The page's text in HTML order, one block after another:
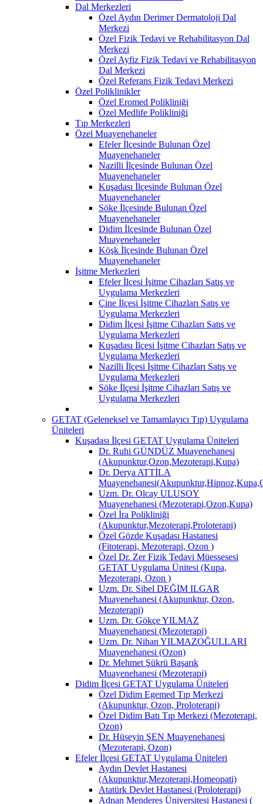
Dal Merkezleri
Özel Aydın Derimer Dermatoloji Dal
Merkezi
Özel Fizik Tedavi ve Rehabilitasyon Dal
Merkezi
Özel Ayfiz Fizik Tedavi ve Rehabilitasyon
Dal Merkezi
Özel Referans Fizik Tedavi Merkezi
Özel Poliklinikler
Özel Eromed Polikliniği
Özel Medlife Polikliniği
Tıp Merkezleri
Özel Muayenehaneler
Efeler İlçesinde Bulunan Özel
Muayenehaneler
Nazilli İlçesinde Bulunan Özel
Muayenehaneler
Kuşadası İlçesinde Bulunan Özel
Muayenehaneler
Söke İlçesinde Bulunan Özel
Muayenehaneler
Didim İlçesinde Bulunan Özel
Muayenehaneler
Köşk İlçesinde Bulunan Özel
Muayenehaneler
İşitme Merkezleri
Efeler İlçesi İşitme Cihazları Satış ve
Uygulama Merkezleri
Çine İlçesi İşitme Cihazları Satış ve
Uygulama Merkezleri
Didim İlçesi İşitme Cihazları Satış ve
Uygulama Merkezleri
Kuşadası İlçesi İşitme Cihazları Satış ve
Uygulama Merkezleri
Nazilli İlçesi İşitme Cihazları Satış ve
Uygulama Merkezleri
Söke İlçesi İşitme Cihazları Satış ve
Uygulama Merkezleri
GETAT (Geleneksel ve Tamamlayıcı Tıp) Uygulama
Üniteleri
Kuşadası İlçesi GETAT Uygulama Üniteleri
Dr. Ruhi GÜNDÜZ Muayenehanesi
(Akupunktur,Ozon,Mezoterapi,Kupa)
Dr. Derya ATTİLA
Uzm. Dr. Olcay ULUSOY
Muayenehanesi (Mezoterapi,Ozon,Kupa)
Özel İra Polikliniği
(Akupunktur,Mezoterapi,Proloterapi)
Özel Gözde Kuşadası Hastanesi
(Fitoterapi, Mezoterapi, Ozon )
Özel Dr. Zer Fizik Tedavi Müessesesi
GETAT Uygulama Ünitesi (Kupa,
Mezoterapi, Ozon )
Uzm. Dr. Sibel DEĞİM ILGAR
Muayenehanesi (Akupunktur, Ozon,
Mezoterapi)
Uzm. Dr. Gökçe YILMAZ
Muayenehanesi (Mezoterapi)
Uzm. Dr. Nihan YILMAZOĞULLARI
Muayenehanesi (Ozon)
Dr. Mehmet Şükrü Başarık
Muayenehanesi (Mezoterapi)
Didim İlçesi GETAT Uygulama Üniteleri
Özel Didim Egemed Tıp Merkezi
(Akupunktur, Ozon, Proloterapi)
Özel Didim Batı Tıp Merkezi (Mezoterapi,
Ozon)
Dr. Hüseyin ŞEN Muayenehanesi
(Mezoterapi, Ozon)
Efeler İlçesi GETAT Uygulama Üniteleri
Aydın Devlet Hastanesi
(Akupunktur,Mezoterapi,Homeopati)
Atatürk Devlet Hastanesi (Proloterapi)
Adnan Menderes Üniversitesi Hastanesi (